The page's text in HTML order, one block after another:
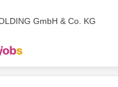
GmbH & Co. KG